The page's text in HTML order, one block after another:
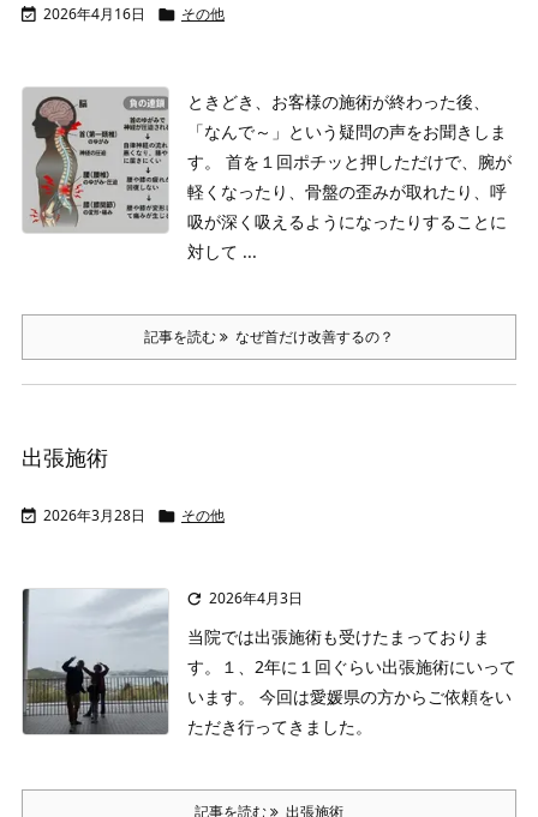
 2026年4月16日  その他
ときどき、お客様の施術が終わった後、
「なんで～」という疑問の声をお聞きしま
す。
首を１回ポチッと押しただけで、腕が
軽くなったり、骨盤の歪みが取れたり、呼
吸が深く吸えるようになったりすることに
対して ...
記事を読む なぜ首だけ改善するの？
出張施術
 2026年3月28日  その他
 2026年4月3日
当院では出張施術も受けたまっておりま
す。１、2年に１回ぐらい出張施術にいって
います。
今回は愛媛県の方からご依頼をい
ただき行ってきました。
記事を読む 出張施術